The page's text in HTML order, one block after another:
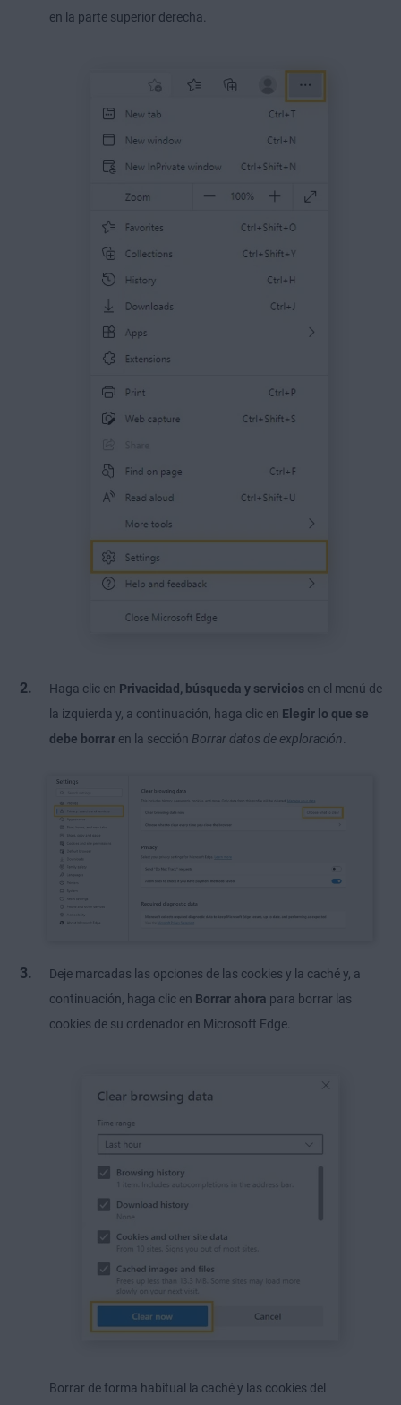
en la parte superior derecha.
Haga clic en Privacidad, búsqueda y servicios en el menú de
la izquierda y, a continuación, haga clic en Elegir lo que se
debe borrar en la sección Borrar datos de exploración
Deje marcadas las opciones de las cookies y la caché y, a
continuación, haga clic en Borrar ahora para borrar las
cookies de su ordenador en Microsoft Edge.
Borrar de forma habitual la caché y las cookies del